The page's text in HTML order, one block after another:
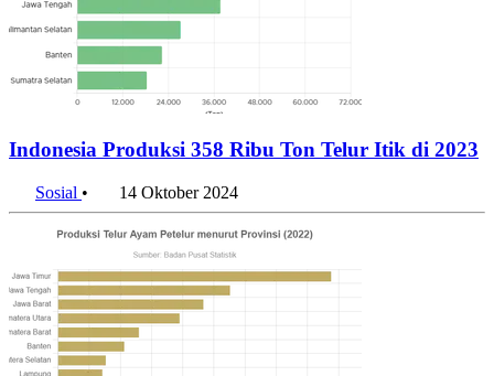
Indonesia Produksi 358 Ribu Ton Telur Itik di 2023
Sosial • 14 Oktober 2024